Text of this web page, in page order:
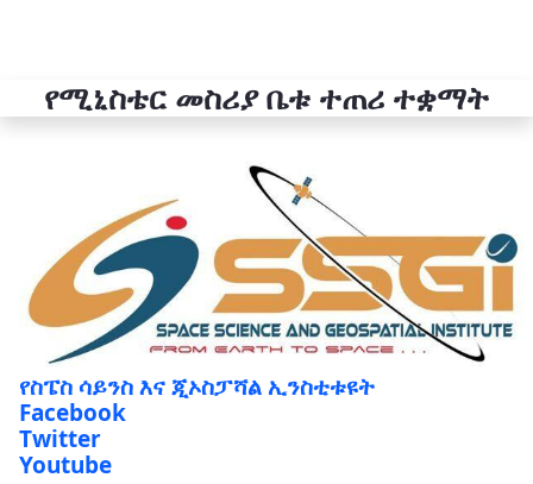
የሚኒስቴር መስሪያ ቤቱ ተጠሪ ተቋማት
የስፔስ ሳይንስ እና ጂኦስፓሻል ኢንስቲቱዩት
Facebook
Twitter
Youtube